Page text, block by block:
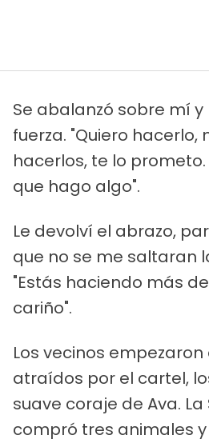
Se abalanzó sobre mí
fuerza. "Quiero hacerlo,
hacerlos, te lo
que hago algo".
Le devolví el abrazo,
que no se me saltaran
"Estás haciendo más
cariño".
Los vecinos
atraídos por el cartel,
suave coraje de Ava. La
compró tres animales y